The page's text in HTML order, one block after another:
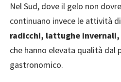
Nel Sud, dove il gelo non
continuano invece le attività di
radicchi, lattughe invernali,
che hanno elevata qualità dal
gastronomico.